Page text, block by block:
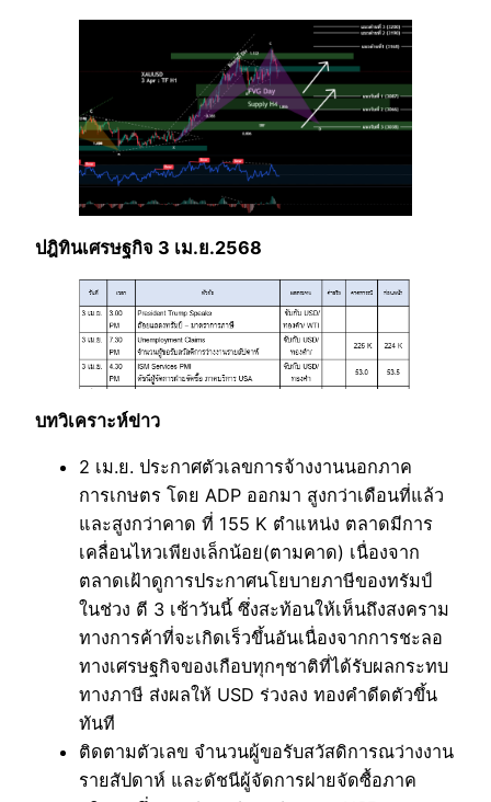
ปฎิทินเศรษฐกิจ 3 เม.ย.2568
บทวิเคราะห์ข่าว
2 เม.ย. ประกาศตัวเลขการจ้างงานนอกภาค
การเกษตร โดย ADP ออกมา สูงกว่าเดือนที่แล้ว
และสูงกว่าคาด ที่ 155 K ตำแหน่ง ตลาดมีการ
เคลื่อนไหวเพียงเล็กน้อย(ตามคาด) เนื่องจาก
ตลาดเฝ้าดูการประกาศนโยบายภาษีของทรัมป์
ในช่วง ตี 3 เช้าวันนี้ ซึ่งสะท้อนให้เห็นถึงสงคราม
ทางการค้าที่จะเกิดเร็วขึ้นอันเนื่องจากการชะลอ
ทางเศรษฐกิจของเกือบทุกๆชาติที่ได้รับผลกระทบ
ทางภาษี ส่งผลให้ USD ร่วงลง ทองคำดีดตัวขึ้น
ทันที
ติดตามตัวเลข จำนวนผู้ขอรับสวัสดิการณว่างงาน
รายสัปดาห์ และดัชนีผู้จัดการฝายจัดซื้อภาค